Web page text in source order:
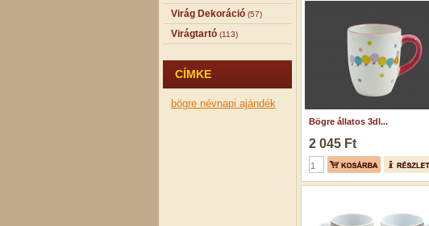
Virág Dekoráció (57)
Virágtartó (113)
CÍMKE
bögre névnapi ajándék
Bögre állatos 3dl...
2 045 Ft